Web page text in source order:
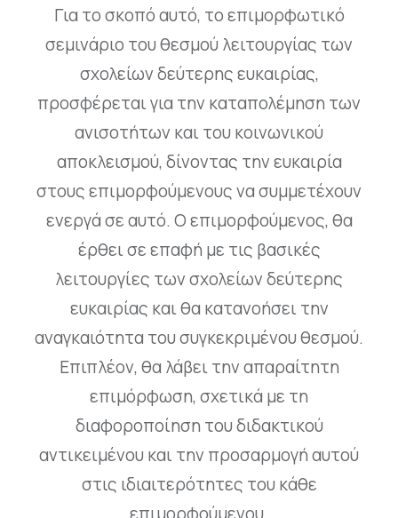
Για το σκοπό αυτό, το επιμορφωτικό
σεμινάριο του θεσμού λειτουργίας των
σχολείων δεύτερης ευκαιρίας,
προσφέρεται για την καταπολέμηση των
ανισοτήτων και του κοινωνικού
αποκλεισμού, δίνοντας την ευκαιρία
στους επιμορφούμενους να συμμετέχουν
ενεργά σε αυτό. Ο επιμορφούμενος, θα
έρθει σε επαφή με τις βασικές
λειτουργίες των σχολείων δεύτερης
ευκαιρίας και θα κατανοήσει την
αναγκαιότητα του συγκεκριμένου θεσμού.
Επιπλέον, θα λάβει την απαραίτητη
επιμόρφωση, σχετικά με τη
διαφοροποίηση του διδακτικού
αντικειμένου και την προσαρμογή αυτού
στις ιδιαιτερότητες του κάθε